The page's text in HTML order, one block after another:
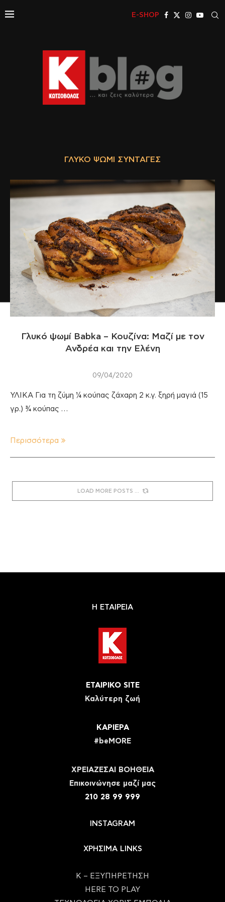
E-SHOP
ΓΛΥΚΌ ΨΩΜΊ ΣΥΝΤΑΓΈΣ
Γλυκό ψωμί Babka – Κουζίνα: Μαζί με τον
Ανδρέα και την Ελένη
09/04/2020
ΥΛΙΚΑ Για τη ζύμη ¼ κούπας ζάχαρη 2 κ.γ. ξηρή μαγιά (15
γρ.) ¾ κούπας …
Περισσότερα
LOAD MORE POSTS
Η ΕΤΑΙΡΕΙΑ
ΕΤΑΙΡΙΚΟ SITE
Καλύτερη ζωή
ΚΑΡΙΕΡΑ
#beMORE
ΧΡΕΙΑΖΕΣΑΙ ΒΟΗΘΕΙΑ
Eπικοινώνησε μαζί μας
210 28 99 999
INSTAGRAM
ΧΡΗΣΙΜΑ LINKS
Κ – ΕΞΥΠΗΡΕΤΗΣΗ
HERE TO PLAY